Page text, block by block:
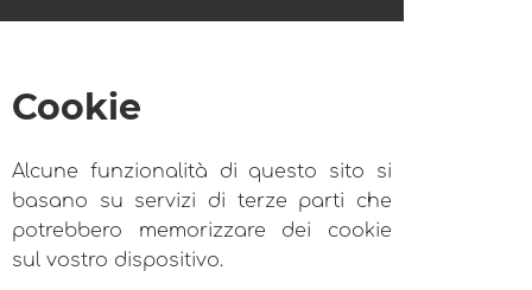
Cookie
Alcune funzionalità di questo sito si
basano su servizi di terze parti che
potrebbero memorizzare dei cookie
sul vostro dispositivo.